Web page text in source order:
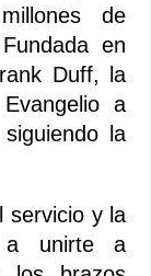
de
en
Duff, la
a
la
servicio y la
a unirte a